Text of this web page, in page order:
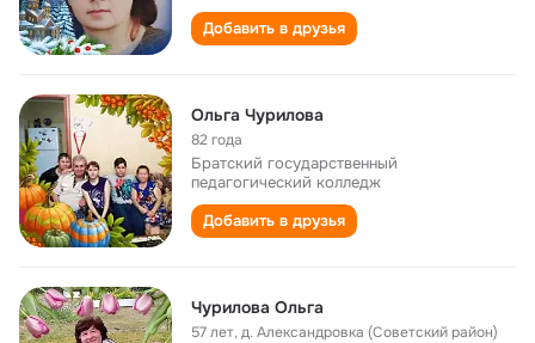
Добавить в друзья
Ольга Чурилова
82 года
Братский государственный
педагогический колледж
Добавить в друзья
Чурилова Ольга
57 лет,д. Александровка (Советский район)